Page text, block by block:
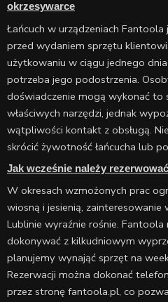
okrzesywarce
Łańcuch w urządzeniach
przed wydaniem sprzętu
użytkowaniu w ciągu jednego
potrzeba jego podostrzenia.
doświadczenie mogą wykonać to
właściwych narzędzi, jednak
wątpliwości kontakt z obsługą.
skrócić żywotność łańcucha lub
Jak wcześnie należy
W okresach wzmożonych prac
wiosną i jesienią,
Lublinie wyraźnie rośnie.
dokonywać z kilkudniowym
planujemy wynająć sprzęt na
Rezerwacji można dokonać
przez stronę fantoola.pl, co